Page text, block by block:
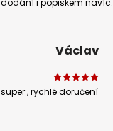
Václav
super , rychlé doručení